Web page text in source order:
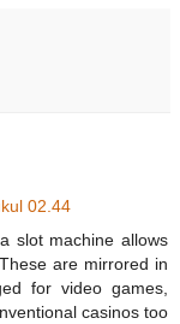
02.44
slot machine allows
are mirrored in
for video games,
casinos too